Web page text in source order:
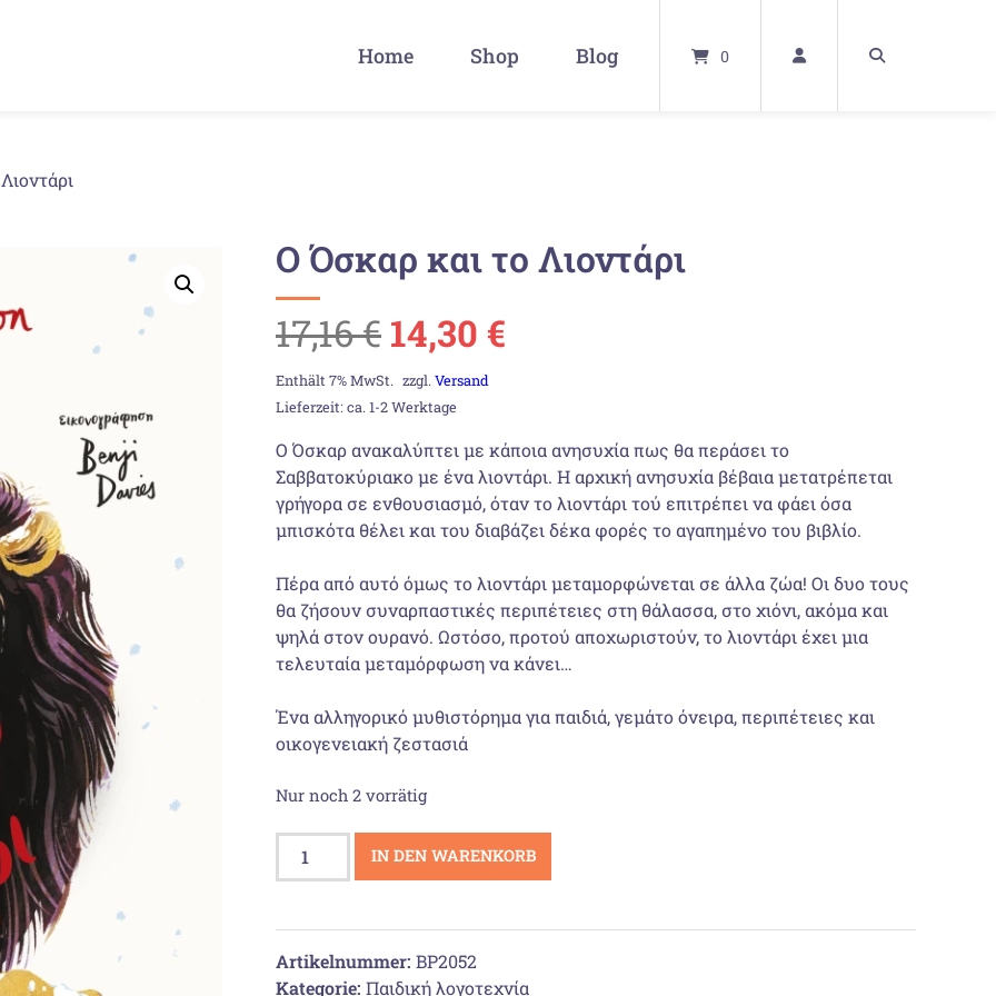
Home Shop Blog 0
O Όσκαρ και το Λιοντάρι
17,16€ Ursprünglicher
Preis
war:
17,16 €
14,30 €
ist:
14,30 €.
Enthält 7% MwSt. zzgl. Versand
Lieferzeit: ca. 1-2 Werktage
Ο Όσκαρ ανακαλύπτει με κάποια ανησυχία πως θα περάσει το
Σαββατοκύριακο με ένα λιοντάρι. Η αρχική ανησυχία βέβαια μετατρέπεται
γρήγορα σε ενθουσιασμό, όταν το λιοντάρι τού επιτρέπει να φάει όσα
μπισκότα θέλει και του διαβάζει δέκα φορές το αγαπημένο του βιβλίο.
Πέρα από αυτό όμως το λιοντάρι μεταμορφώνεται σε άλλα ζώα! Οι δυο τους
θα ζήσουν συναρπαστικές περιπέτειες στη θάλασσα, στο χιόνι, ακόμα και
ψηλά στον ουρανό. Ωστόσο, προτού απο­χωριστούν, το λιοντάρι έχει μια
τελευταία μετα­μόρφωση να κάνει…
Ένα αλληγορικό μυθιστόρημα για παιδιά, γεμάτο όνειρα, περιπέτειες και
οικογενειακή ζεστασιά
Nur noch 2 vorrätig
O
Όσκαρ
το
Λιοντάρι
Menge
IN DEN WARENKORB
Artikelnummer: BP2052
Kategorie: Παιδική λογοτεχνία